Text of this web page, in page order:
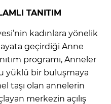
TANITIM
kadınlara yönelik
geçirdiği Anne
programı, Anneler
yüklü bir buluşmaya
taşı olan annelerin
merkezin açılış